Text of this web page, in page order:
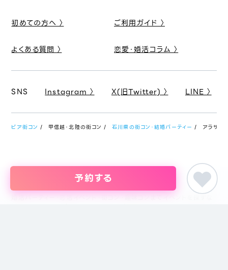
予約する
初めての方へ 〉 ご利用ガイド 〉
よくある質問 〉 恋愛・婚活コラム 〉
SNS Instagram 〉 X(旧Twitter) 〉 LINE 〉
ピア街コン 甲信越・北陸の街コン 石川県の街コン・結婚パーティー アラサー
婚活パーティー・恋活イベント・街コン・趣味コンまでイベントを探すな